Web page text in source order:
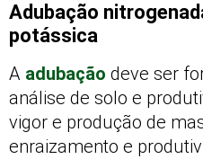
Adubação
potássica
A adubação deve ser
análise de solo e
vigor e produção de
enraizamento e